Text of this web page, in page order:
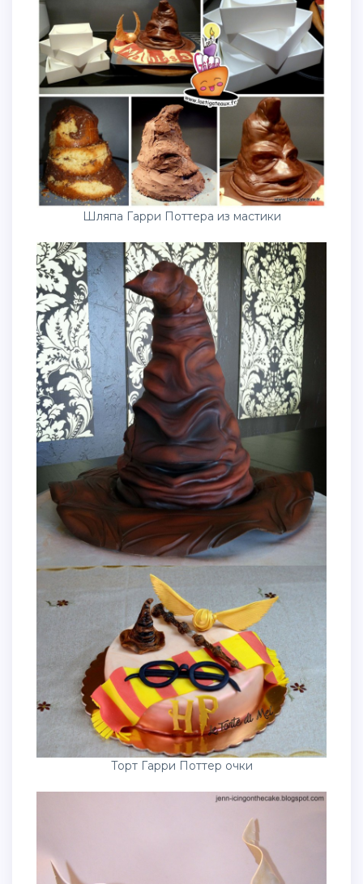
Шляпа Гарри Поттера из мастики
Торт Гарри Поттер очки